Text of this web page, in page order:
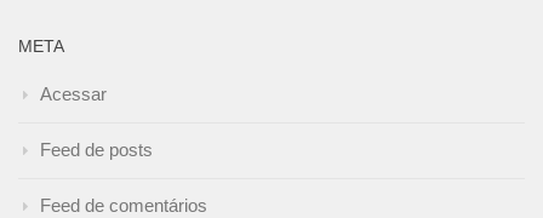
META
Acessar
Feed de posts
Feed de comentários